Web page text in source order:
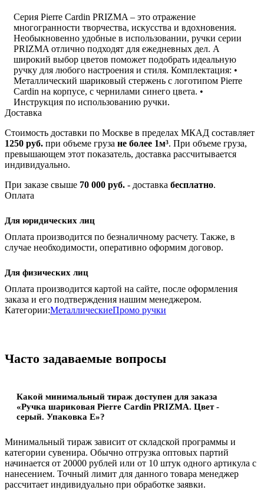
Серия Pierre Cardin PRIZMA – это отражение
многогранности творчества, искусства и вдохновения.
Необыкновенно удобные в использовании, ручки серии
PRIZMA отлично подходят для ежедневных дел. А
широкий выбор цветов поможет подобрать идеальную
ручку для любого настроения и стиля. Комплектация: •
Металлический шариковый стержень с логотипом Pierre
Cardin на корпусе, с чернилами синего цвета. •
Инструкция по использованию ручки.
Доставка
Стоимость доставки по Москве в пределах МКАД составляет
1250 руб. при объеме груза не более 1м³. При объеме груза,
превышающем этот показатель, доставка рассчитывается
индивидуально.
При заказе свыше 70 000 руб. - доставка бесплатно.
Оплата
Для юридических лиц
Оплата производится по безналичному расчету. Также, в
случае необходимости, оперативно оформим договор.
Для физических лиц
Оплата производится картой на сайте, после оформления
заказа и его подтверждения нашим менеджером.
Категории:МеталлическиеПромо ручки
Часто задаваемые вопросы
Какой минимальный тираж доступен для заказа
«Ручка шариковая Pierre Cardin PRIZMA. Цвет -
серый. Упаковка Е»?
Минимальный тираж зависит от складской программы и
категории сувенира. Обычно отгрузка оптовых партий
начинается от 20000 рублей или от 10 штук одного артикула с
нанесением. Точный лимит для данного товара менеджер
рассчитает индивидуально при обработке заявки.